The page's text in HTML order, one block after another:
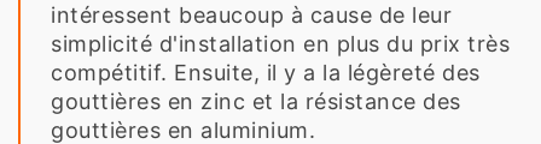
intéressent beaucoup à cause de leur
simplicité d'installation en plus du prix très
compétitif. Ensuite, il y a la légèreté des
gouttières en zinc et la résistance des
gouttières en aluminium.